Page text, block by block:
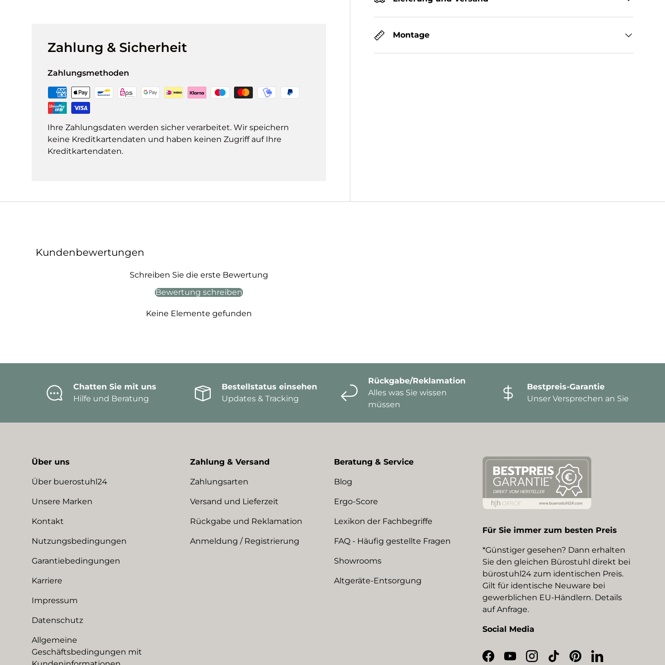
Montage
Zahlung & Sicherheit
Zahlungsmethoden
Ihre Zahlungsdaten werden sicher verarbeitet. Wir speichern
keine Kreditkartendaten und haben keinen Zugriff auf Ihre
Kreditkartendaten.
Kundenbewertungen
Schreiben Sie die erste Bewertung
Bewertung schreiben
Keine Elemente gefunden
Chatten Sie mit uns
Hilfe und Beratung
Bestellstatus einsehen
Updates & Tracking
Rückgabe/Reklamation
Alles was Sie wissen
müssen
Bestpreis-Garantie
Unser Versprechen an Sie
Über uns
Über buerostuhl24
Unsere Marken
Kontakt
Nutzungsbedingungen
Garantiebedingungen
Karriere
Impressum
Datenschutz
Allgemeine
Geschäftsbedingungen mit
Zahlung & Versand
Zahlungsarten
Versand und Lieferzeit
Rückgabe und Reklamation
Anmeldung / Registrierung
Beratung & Service
Blog
Ergo-Score
Lexikon der Fachbegriffe
FAQ - Häufig gestellte Fragen
Showrooms
Altgeräte-Entsorgung
Für Sie immer zum besten Preis
*Günstiger gesehen? Dann erhalten
Sie den gleichen Bürostuhl direkt bei
bürostuhl24 zum identischen Preis.
Gilt für identische Neuware bei
gewerblichen EU-Händlern. Details
auf Anfrage.
Social Media
Facebook
YouTubeInstagram
TikTokPinterestLinkedIn